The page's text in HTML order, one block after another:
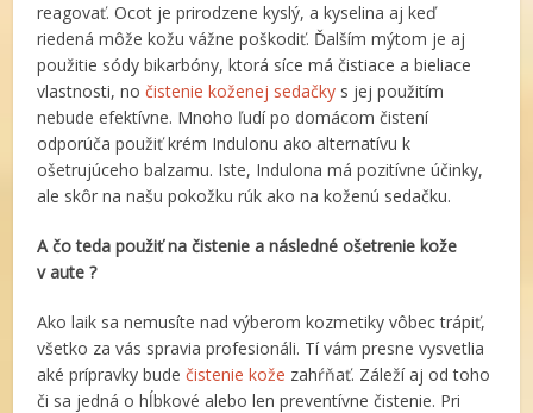
reagovať. Ocot je prirodzene kyslý, a kyselina aj keď
riedená môže kožu vážne poškodiť. Ďalším mýtom je aj
použitie sódy bikarbóny, ktorá síce má čistiace a bieliace
vlastnosti, nočistenie koženej sedačky s jej použitím
nebude efektívne. Mnoho ľudí po domácom čistení
odporúča použiť krém Indulonu ako alternatívu k
ošetrujúceho balzamu. Iste, Indulona má pozitívne účinky,
ale skôr na našu pokožku rúk ako na koženú sedačku.
A čo teda použiť na čistenie a následné ošetrenie kože
v aute ?
Ako laik sa nemusíte nad výberom kozmetiky vôbec trápiť,
všetko za vás spravia profesionáli. Tí vám presne vysvetlia
aké prípravky budečistenie kože zahŕňať. Záleží aj od toho
či sa jedná o hĺbkové alebo len preventívne čistenie. Pri